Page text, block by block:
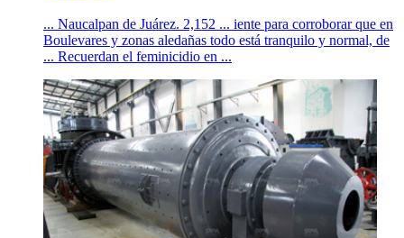
... Naucalpan de Juárez. 2,152 ... iente para corroborar que en
Boulevares y zonas aledañas todo está tranquilo y normal, de
... Recuerdan el feminicidio en ...